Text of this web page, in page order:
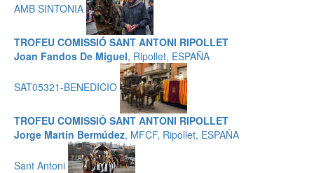
AMB SINTONIA
TROFEU COMISSIÓ SANT ANTONI RIPOLLET
Joan Fandos De Miguel, Ripollet, ESPAÑA
SAT05321-BENEDICIO
TROFEU COMISSIÓ SANT ANTONI RIPOLLET
Jorge Martín Bermúdez, MFCF, Ripollet, ESPAÑA
Sant Antoni